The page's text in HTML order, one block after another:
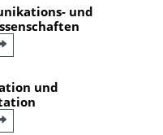
und
und